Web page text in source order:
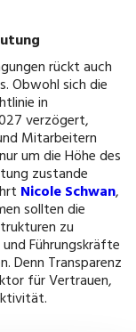
rückt auch
Obwohl sich die
in
verzögert,
Mitarbeitern
um die Höhe des
zustande
Nicole Schwan,
sollten die
zu
Führungskräfte
Denn Transparenz
für Vertrauen,